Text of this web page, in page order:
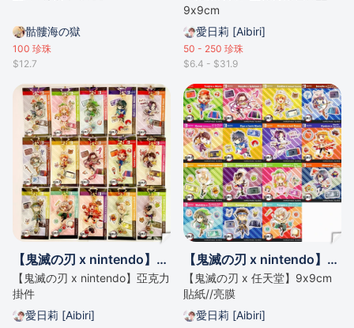
骷髏海の獄
100 珍珠
$12.7
9x9cm
愛日莉 [Aibiri]
50 - 250 珍珠
$6.4 - $31.9
【鬼滅の刃 x nintendo】掛件
【鬼滅の刃 x nintendo】亞克力
掛件
愛日莉 [Aibiri]
【鬼滅の刃 x nintendo】貼紙 (9x9cm)
【鬼滅の刃 x 任天堂】9x9cm
貼紙//亮膜
愛日莉 [Aibiri]